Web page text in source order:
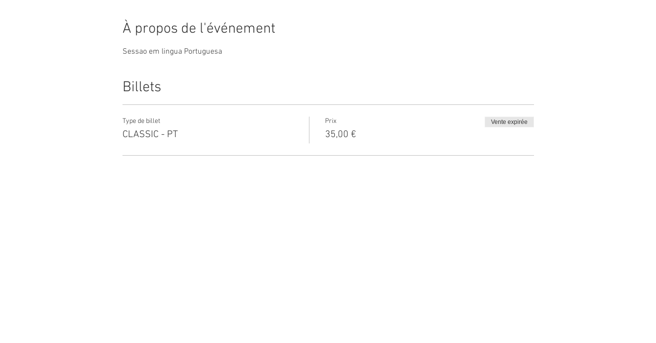
À propos de l'événement
Sessao em lingua Portuguesa
Billets
Type de billet
CLASSIC - PT
Prix
35,00 €
Vente expirée